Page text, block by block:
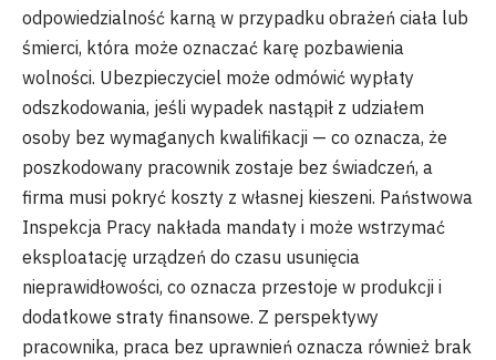
odpowiedzialność karną w przypadku obrażeń ciała lub
śmierci, która może oznaczać karę pozbawienia
wolności. Ubezpieczyciel może odmówić wypłaty
odszkodowania, jeśli wypadek nastąpił z udziałem
osoby bez wymaganych kwalifikacji — co oznacza, że
poszkodowany pracownik zostaje bez świadczeń, a
firma musi pokryć koszty z własnej kieszeni. Państwowa
Inspekcja Pracy nakłada mandaty i może wstrzymać
eksploatację urządzeń do czasu usunięcia
nieprawidłowości, co oznacza przestoje w produkcji i
dodatkowe straty finansowe. Z perspektywy
pracownika, praca bez uprawnień oznacza również brak